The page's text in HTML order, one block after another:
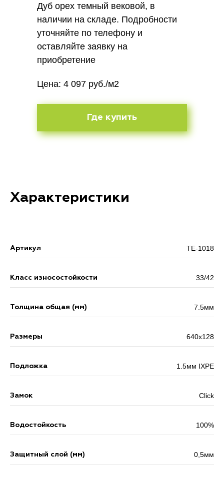
Дуб орех темный вековой, в
наличии на складе. Подробности
уточняйте по телефону и
оставляйте заявку на
приобретение
Где купить
Цена: 4 097 руб./м2
Характеристики
Артикул ТE-1018
Класс износостойкости 33/42
Толщина общая (мм) 7.5мм
Размеры 640x128
Подложка 1.5мм IXPE
Замок Click
Водостойкость 100%
Защитный слой (мм) 0,5мм